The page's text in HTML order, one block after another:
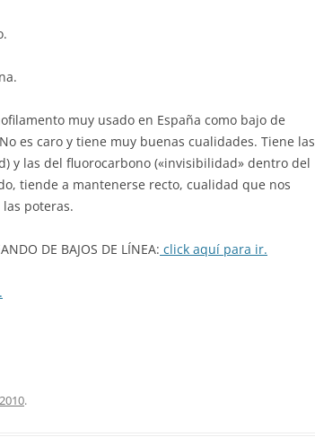
muy usado en España como bajo de
es caro y tiene muy buenas cualidades. Tiene las
y las del fluorocarbono («invisibilidad» dentro del
tiende a mantenerse recto, cualidad que nos
poteras.
DE BAJOS DE LÍNEA: click aquí para ir.
.